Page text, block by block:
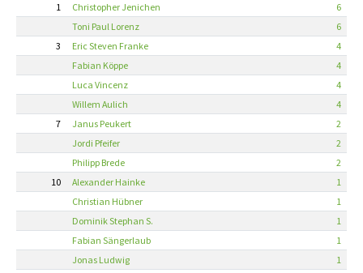
1 Christopher Jenichen
6
Toni Paul Lorenz
6
3
Eric Steven Franke
4
Fabian Köppe
4
Luca Vincenz
4
Willem Aulich
4
7
Janus Peukert
2
Jordi Pfeifer
2
Philipp Brede
2
10
Alexander Hainke
1
Christian Hübner
1
Dominik Stephan S.
1
Fabian Sängerlaub
1
Jonas Ludwig
1